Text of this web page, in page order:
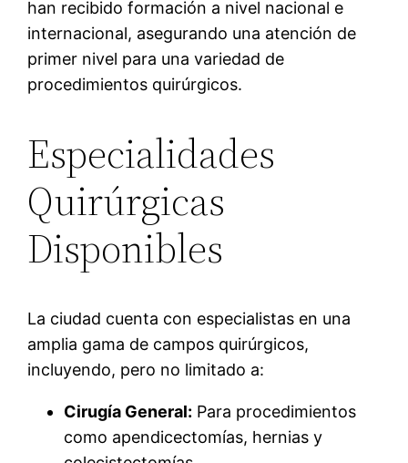
han recibido formación a nivel nacional e
internacional, asegurando una atención de
primer nivel para una variedad de
procedimientos quirúrgicos.
Especialidades
Quirúrgicas
Disponibles
La ciudad cuenta con especialistas en una
amplia gama de campos quirúrgicos,
incluyendo, pero no limitado a:
Cirugía General: Para procedimientos
como apendicectomías, hernias y